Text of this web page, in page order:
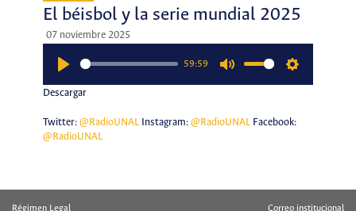
El béisbol y la serie mundial 2025
07 noviembre 2025
59:59
Descargar
Twitter: @RadioUNALInstagram: @RadioUNALFacebook:
@RadioUNAL
Régimen Legal Correo institucional